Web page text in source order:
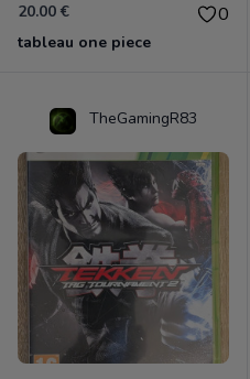
20.00 € 0
tableau one piece
TheGamingR83